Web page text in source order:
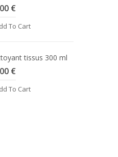
€
To Cart
tissus 300 ml
€
To Cart